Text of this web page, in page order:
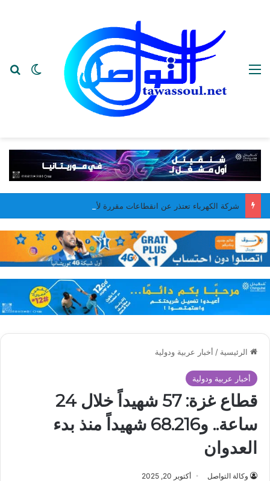
الوضع القائمة
الرئيسية / أخبار عربية ودولية
أخبار عربية ودولية
قطاع غزة: 57 شهيداً خلال 24
ساعة.. و68.216 شهيداً منذ بدء
العدوان
وكالة التواصل أكتوبر 20, 2025